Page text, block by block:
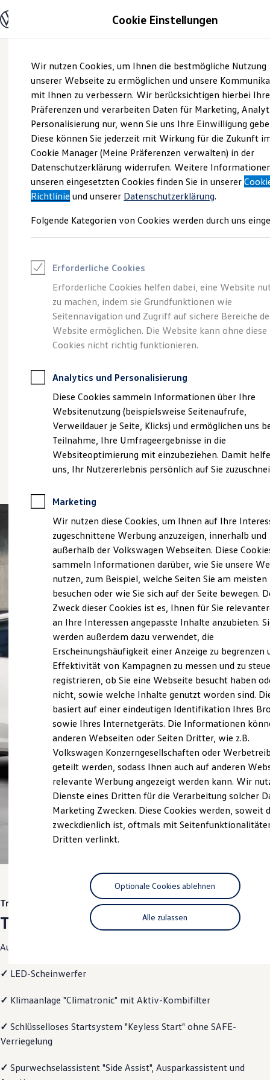
Hauptinhalt
springen
Footer
springen
Modelle und Konfigurator
Modelle vergleichen
Elektroautos
ENERGY Sondermodelle
Nutzfahrzeuge
SUV und CUV
Familienautos
Kombis
Kompaktwagen
Sportwagen
Schnell verfügbare Fahrzeuge
Angebote und Produkte
Aktuelle Angebote
E-Auto-Förderung
Volkswagen Marktplatz
Junge Gebrauchtwagen und Gebrauchtwagen
Saisonangebote
Leasing
Leasing-Angebote
Gebrauchtwagen Leasing
Junge Gebrauchtwagen-Leasing
Elektroauto Leasing
Kleinwagen-Leasing
Leasing ohne Anzahlung
Autokredit mit Schlussrate
Versicherungen und Garantien
Kfz-Versicherung
Restschuldversicherungen
Garantien
Wartungsverträge
Geschäftskunden
Professional Class bei Volkswagen
Großkunden
Behörden
Anpfiff zum Gewinn
Elektroautos
ID. Tutorials
Elektrofahrzeugkonzepte
Reichweite
Reichweite der ID. Modelle
Reichweite im Winter
Laden
Laden unterwegs
Laden Zuhause
Ladezeitensimulator
Batterie
Sicherheit
Garantie und Lebensdauer
Nachhaltigkeit
Technologie
Kosten und Kauf
Verbrauchskosten
Kaufoptionen
E-Auto-Förderung
Software und Konnektivität
Die ID. Software 6
ID. Software Versionen und Updates
Digitale Extras
Schnittstellen zu Ihrem ID.
Hybridautos
Marke und Erlebnis
Volkswagen R und R Experience
Driving Experience
Volkswagen entdecken
Werkbesichtigung
Factory visit
Lifestyle Shop
T-Roc Kollektion
R-Kollektion
GTI Kollektion
we drive football
Besitzer und Service
myVolkswagen
Software Updates
Inspektion und HU/AU
Der T-Roc
Impressum & Rechtliches)
Trend
Trend
Ausstattung mit Fokus auf Funktionalität
✓ LED-Scheinwerfer
✓ Klimaanlage "Climatronic" mit Aktiv-Kombifilter
✓ Schlüsselloses Startsystem "Keyless Start" ohne SAFE-
Verriegelung
✓ Spurwechselassistent "Side Assist", Ausparkassistent und
Cookie Einstellungen
Wir nutzen Cookies, um Ihnen die bestmögliche Nutzung
unserer Webseite zu ermöglichen und unsere
mit Ihnen zu verbessern. Wir berücksichtigen hierbei Ihre
Präferenzen und verarbeiten Daten für Marketing,
Personalisierung nur, wenn Sie uns Ihre Einwilligung
Diese können Sie jederzeit mit Wirkung für die Zukunft
Cookie Manager (Meine Präferenzen verwalten) in der
Datenschutzerklärung widerrufen. Weitere
unseren eingesetzten Cookies finden Sie in unserer
Richtlinie und unserer Datenschutzerklärung.
Folgende Kategorien von Cookies werden durch uns
Erforderliche Cookies
Erforderliche Cookies helfen dabei, eine Website
zu machen, indem sie Grundfunktionen wie
Seitennavigation und Zugriff auf sichere Bereiche
Website ermöglichen. Die Website kann ohne diese
Cookies nicht richtig funktionieren.
Analytics und Personalisierung
Diese Cookies sammeln Informationen über Ihre
Websitenutzung (beispielsweise Seitenaufrufe,
Verweildauer je Seite, Klicks) und ermöglichen uns
Teilnahme, Ihre Umfrageergebnisse in die
Websiteoptimierung mit einzubeziehen. Damit
uns, Ihr Nutzererlebnis persönlich auf Sie
Marketing
Wir nutzen diese Cookies, um Ihnen auf Ihre
zugeschnittene Werbung anzuzeigen, innerhalb und
außerhalb der Volkswagen Webseiten. Diese
sammeln Informationen darüber, wie Sie unsere
nutzen, zum Beispiel, welche Seiten Sie am meisten
besuchen oder wie Sie sich auf der Seite bewegen.
Zweck dieser Cookies ist es, Ihnen für Sie
an Ihre Interessen angepasste Inhalte anzubieten.
werden außerdem dazu verwendet, die
Erscheinungshäufigkeit einer Anzeige zu begrenzen
Effektivität von Kampagnen zu messen und zu
registrieren, ob Sie eine Webseite besucht haben
nicht, sowie welche Inhalte genutzt worden sind.
basiert auf einer eindeutigen Identifikation Ihres
sowie Ihres Internetgeräts. Die Informationen
anderen Webseiten oder Seiten Dritter, wie z.B.
Volkswagen Konzerngesellschaften oder
geteilt werden, sodass Ihnen auch auf anderen
relevante Werbung angezeigt werden kann. Wir
Dienste eines Dritten für die Verarbeitung solcher
Marketing Zwecken. Diese Cookies werden, soweit
zweckdienlich ist, oftmals mit
Dritten verlinkt.
Alle zulassen
Optionale Cookies ablehnen